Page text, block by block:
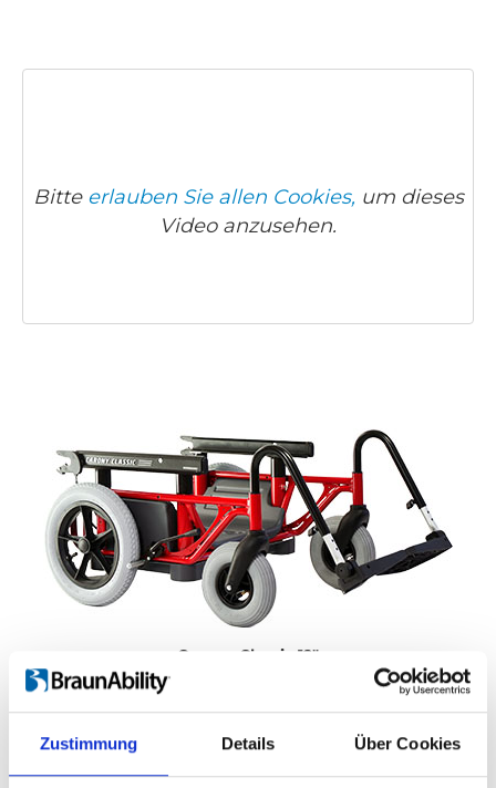
Zustimmung Details Über Cookies
Bitte erlauben Sie allen Cookies, um dieses
Video anzusehen.
Carony Classic 12"